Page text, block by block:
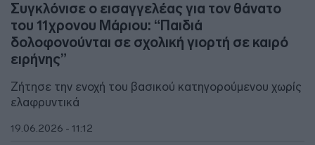
Συγκλόνισε ο εισαγγελέας για τον θάνατο
του 11χρονου Μάριου: “Παιδιά
δολοφονούνται σε σχολική γιορτή σε καιρό
ειρήνης”
Ζήτησε την ενοχή του βασικού κατηγορούμενου χωρίς
ελαφρυντικά
19.06.2026 - 11:12